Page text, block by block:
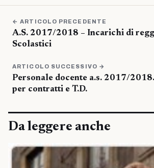
← ARTICOLO PRECEDENTE
A.S. 2017/2018 – Incarichi di
Scolastici
ARTICOLO SUCCESSIVO →
Personale docente a.s. 2017/
per contratti e T.D.
Da leggere anche